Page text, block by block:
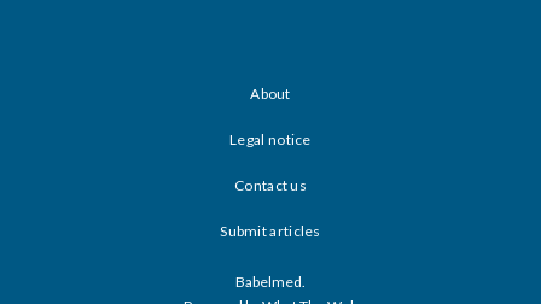
About
Legal notice
Contact us
Submit articles
Babelmed.